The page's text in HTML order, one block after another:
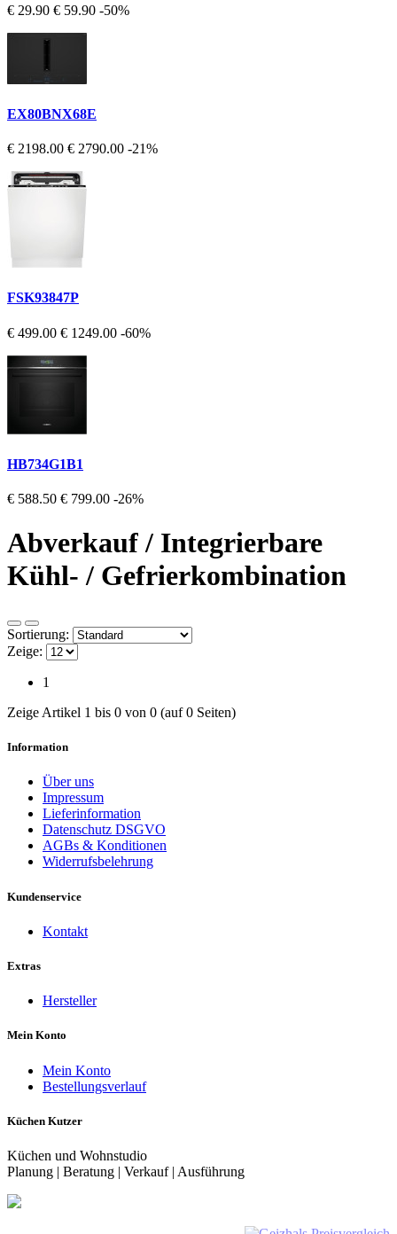
€ 29.90 € 59.90 -50%
EX80BNX68E
€ 2198.00 € 2790.00 -21%
FSK93847P
€ 499.00 € 1249.00 -60%
HB734G1B1
€ 588.50 € 799.00 -26%
Abverkauf / Integrierbare
Kühl- / Gefrierkombination
Sortierung:
Zeige:
1
Zeige Artikel 1 bis 0 von 0 (auf 0 Seiten)
Information
Über uns
Impressum
Lieferinformation
Datenschutz DSGVO
AGBs & Konditionen
Widerrufsbelehrung
Kundenservice
Kontakt
Extras
Hersteller
Mein Konto
Mein Konto
Bestellungsverlauf
Küchen Kutzer
Küchen und Wohnstudio
Planung | Beratung | Verkauf | Ausführung